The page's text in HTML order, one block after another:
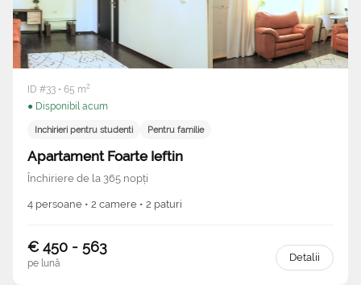
ID #33 • 65 m²
● Disponibil acum
Inchirieri pentru studenti Pentru familie
Apartament Foarte Ieftin
Închiriere de la 365 nopți
4 persoane • 2 camere • 2 paturi
€ 450 - 563
pe lună Detalii